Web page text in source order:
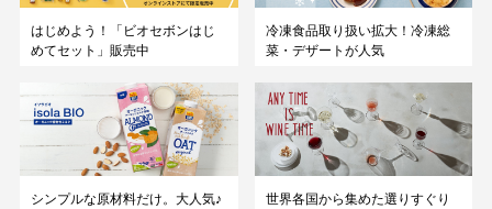
はじめよう！「ビオセボンはじ
めてセット」販売中
冷凍食品取り扱い拡大！冷凍総
菜・デザートが人気
シンプルな原材料だけ。大人気♪
世界各国から集めた選りすぐり